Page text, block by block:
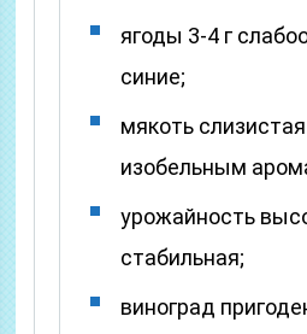
ягоды 3-4 г
синие;
мякоть
изобельным
урожайность
стабильная;
виноград